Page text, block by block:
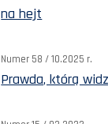
na hejt
Numer 58 / 10.2025 r.
Prawda, którą